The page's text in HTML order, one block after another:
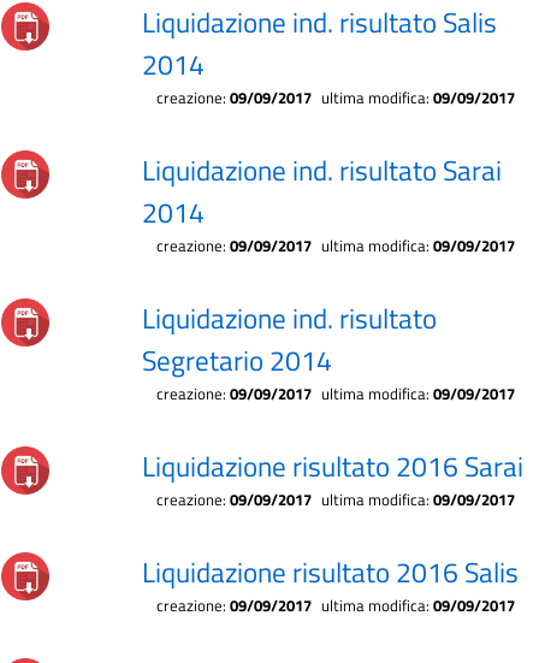
Liquidazione ind. risultato Salis
2014
creazione: 09/09/2017 ultima modifica: 09/09/2017
Liquidazione ind. risultato Sarai
2014
creazione: 09/09/2017 ultima modifica: 09/09/2017
Liquidazione ind. risultato
Segretario 2014
creazione: 09/09/2017 ultima modifica: 09/09/2017
Liquidazione risultato 2016 Sarai
creazione: 09/09/2017 ultima modifica: 09/09/2017
Liquidazione risultato 2016 Salis
creazione: 09/09/2017 ultima modifica: 09/09/2017